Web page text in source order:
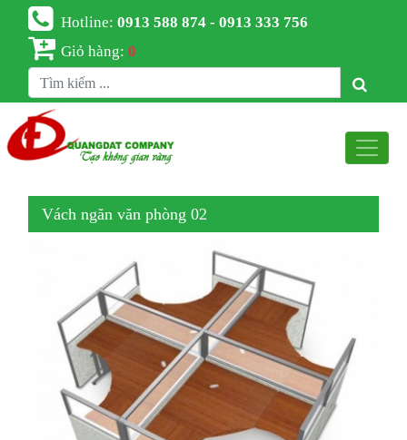
Hotline:0913 588 874 - 0913 333 756
Giỏ hàng:0
Vách ngăn văn phòng 02